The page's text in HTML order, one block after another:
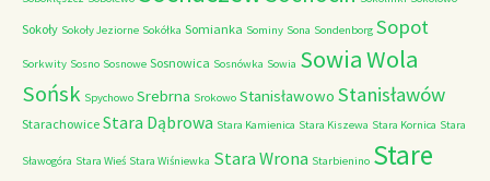
Sokoły Sokoły Jeziorne Sokółka Somianka Sominy Sona Sondenborg Sopot
Sorkwity Sosno Sosnowe Sosnowica Sosnówka Sowia Sowia Wola
Sońsk Spychowo Srebrna Srokowo Stanisławowo Stanisławów
Starachowice Stara Dąbrowa Stara Kamienica Stara Kiszewa Stara Kornica Stara
Sławogóra Stara Wieś Stara Wiśniewka Stara Wrona Starbienino Stare